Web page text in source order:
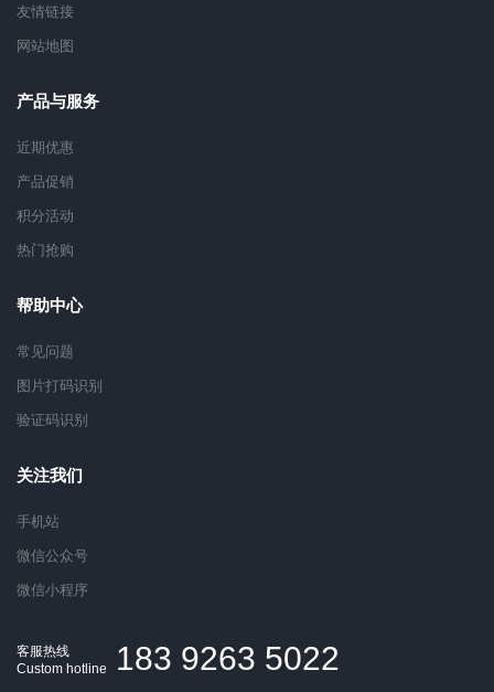
友情链接
网站地图
产品与服务
近期优惠
产品促销
积分活动
热门抢购
帮助中心
常见问题
图片打码识别
验证码识别
关注我们
手机站
微信公众号
微信小程序
客服热线
Custom hotline
183 9263 5022